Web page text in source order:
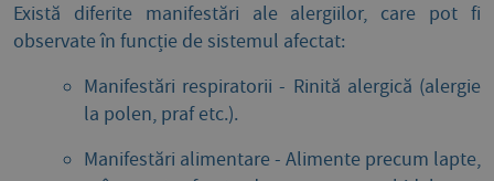
Există diferite manifestări ale alergiilor, care pot fi
observate în funcție de sistemul afectat:
Manifestări respiratorii - Rinită alergică (alergie
la polen, praf etc.).
Manifestări alimentare - Alimente precum lapte,